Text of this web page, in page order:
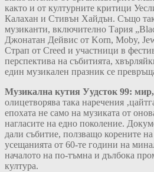
както и от културните критици
Калахан и Стивън Хайдън. Също
музиканти, включително Тария
Джонатан Дейвис от Korn, Moby,
Страп от Creed и участници в
перспектива на събитията,
един музикален празник се
Музикална кутия Уудсток 99:
олицетворява така наречения
епохата не само на музиката от
нагласите на едно поколение.
дали събитие, ползващо корените
усещанията от 60-те години на
началото на по-тъмна и дълбока
култура.